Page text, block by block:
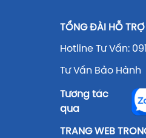
TỔNG ĐÀI HỖ TRỢ
Hotline Tư Vấn:
Tư Vấn Bảo Hành
Tương tác
qua
TRANG WEB